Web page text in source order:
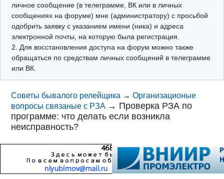
Фотохостинг
Телеграм
личное сообщение (в телеграмме, ВК или в личных
сообщениях на форуме) мне (администратору) с просьбой
одобрить заявку с указанием имени (ника) и адреса
электронной почты, на которую была регистрация.
2. Для восстановления доступа на форум можно также
обращаться по средствам личных сообщений в телеграмме
или ВК.
Советы бывалого релейщика →Организационые
вопросы связаные с РЗА → Проверка РЗА по
программе: что делать если возникла
неисправность?